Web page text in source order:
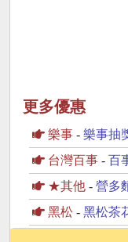
更多優惠
樂事 - 樂事抽
台灣百事 - 百
★其他 - 營多麵
黑松 - 黑松茶